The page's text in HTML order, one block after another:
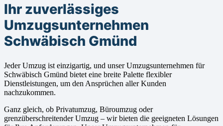
Ihr zuverlässiges
Umzugsunternehmen
Schwäbisch Gmünd
Jeder Umzug ist einzigartig, und unser Umzugsunternehmen für
Schwäbisch Gmünd bietet eine breite Palette flexibler
Dienstleistungen, um den Ansprüchen aller Kunden
nachzukommen.
Ganz gleich, ob Privatumzug, Büroumzug oder
grenzüberschreitender Umzug – wir bieten die geeigneten Lösungen